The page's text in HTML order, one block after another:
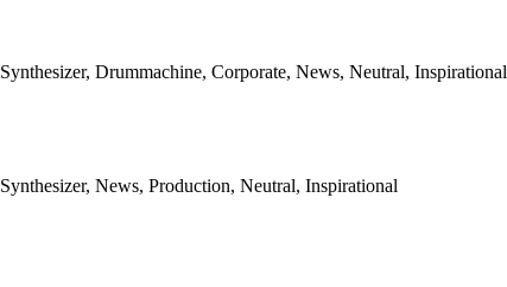
Synthesizer, Drummachine, Corporate, News, Neutral, Inspirational
Synthesizer, News, Production, Neutral, Inspirational